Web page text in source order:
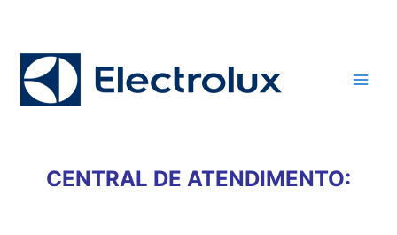
conteúdo
CENTRAL DE ATENDIMENTO: